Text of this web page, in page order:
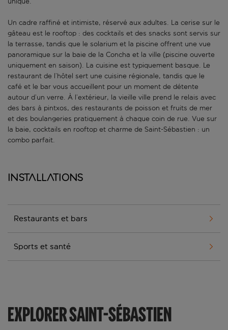
Un cadre raffiné et intimiste, réservé aux adultes. La cerise sur le
gâteau est le rooftop : des cocktails et des snacks sont servis sur
la terrasse, tandis que le solarium et la piscine offrent une vue
panoramique sur la baie de la Concha et la ville (piscine ouverte
uniquement en saison). La cuisine est typiquement basque. Le
restaurant de l’hôtel sert une cuisine régionale, tandis que le
café et le bar vous accueillent pour un moment de détente
autour d’un verre. À l’extérieur, la vieille ville prend le relais avec
des bars à pintxos, des restaurants de poisson et fruits de mer
et des boulangeries pratiquement à chaque coin de rue. Vue sur
la baie, cocktails en rooftop et charme de Saint-Sébastien : un
combo parfait.
Installations
Restaurants et bars
Sports et santé
EXPLORER SAINT-SÉBASTIEN